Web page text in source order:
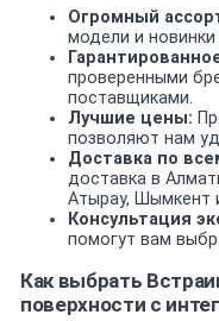
Огромный
модели и новинки
проверенными
поставщиками.
Лучшие цены:
позволяют нам
Доставка по
доставка в
Атырау, Шымкент
Консультация
помогут вам
Как выбрать
поверхности с